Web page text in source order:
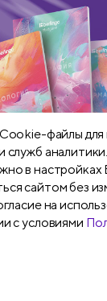
файлы
служб
в настройках
сайтом без
на
с условиями